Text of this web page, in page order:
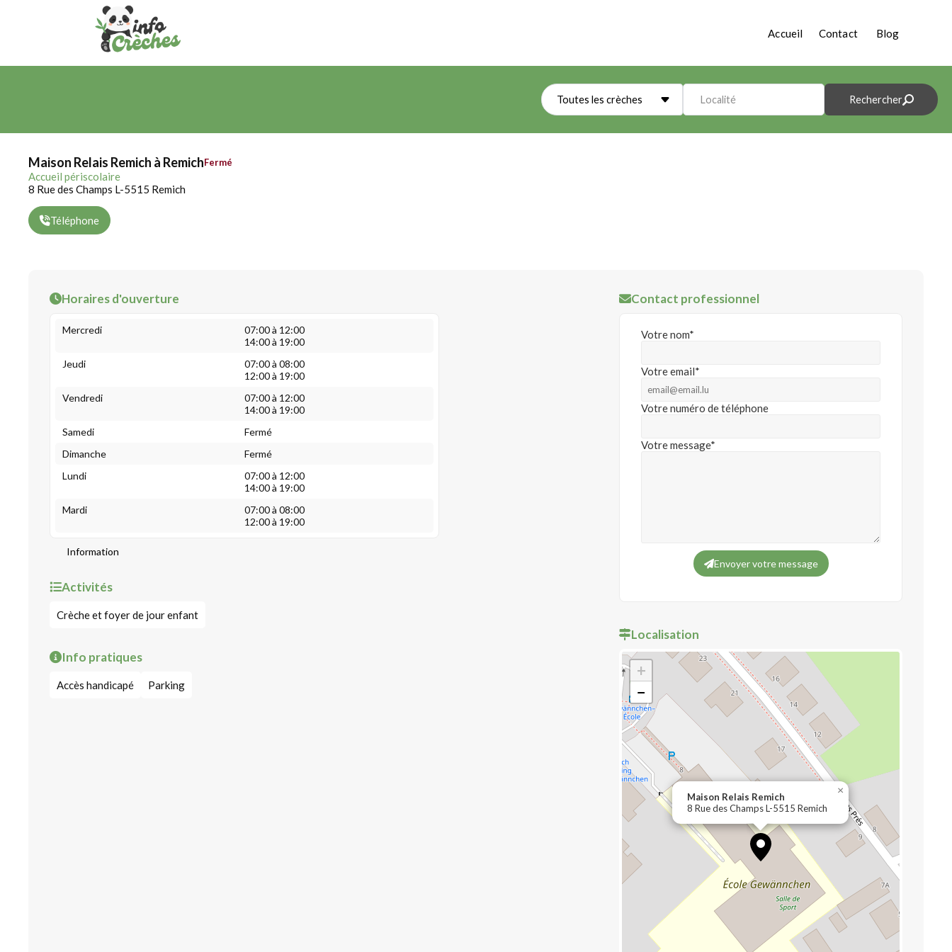
Accueil Contact Blog
Toutes les crèches Localité Rechercher
Maison Relais Remich à RemichFermé
Accueil périscolaire
8 Rue des Champs L-5515 Remich
Téléphone
Horaires d'ouverture
Mercredi
07:00 à 12:00
14:00 à 19:00
Jeudi
07:00 à 08:00
12:00 à 19:00
Vendredi
07:00 à 12:00
14:00 à 19:00
Samedi
Fermé
Dimanche
Fermé
Lundi
07:00 à 12:00
14:00 à 19:00
Mardi
07:00 à 08:00
12:00 à 19:00
Information
Activités
Crèche et foyer de jour enfant
Info pratiques
Accès handicapé Parking
Contact professionnel
Votre nom*
Votre email*
Votre numéro de téléphone
Votre message*
Envoyer votre message
Localisation
Maison Relais Remich
8 Rue des Champs L-5515 Remich
×
+
−